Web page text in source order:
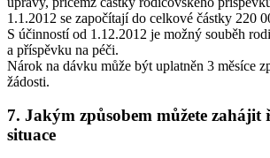
1.1.2012 se započítají do celkové částky 220
S účinností od 1.12.2012 je možný souběh
a příspěvku na péči.
Nárok na dávku může být uplatněn 3 měsíce
žádosti.
7. Jakým způsobem můžete zahájit
situace